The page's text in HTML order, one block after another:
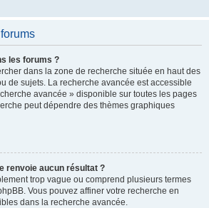
les forums ?
dans la zone de recherche située en haut des
de sujets. La recherche avancée est accessible
avancée » disponible sur toutes les pages
peut dépendre des thèmes graphiques
renvoie aucun résultat ?
trop vague ou comprend plusieurs termes
Vous pouvez affiner votre recherche en
dans la recherche avancée.